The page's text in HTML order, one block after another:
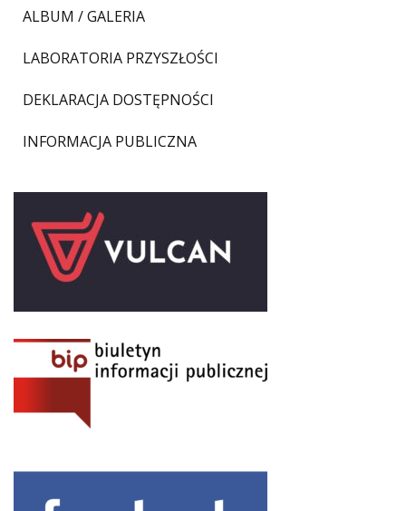
ALBUM / GALERIA
LABORATORIA PRZYSZŁOŚCI
DEKLARACJA DOSTĘPNOŚCI
INFORMACJA PUBLICZNA